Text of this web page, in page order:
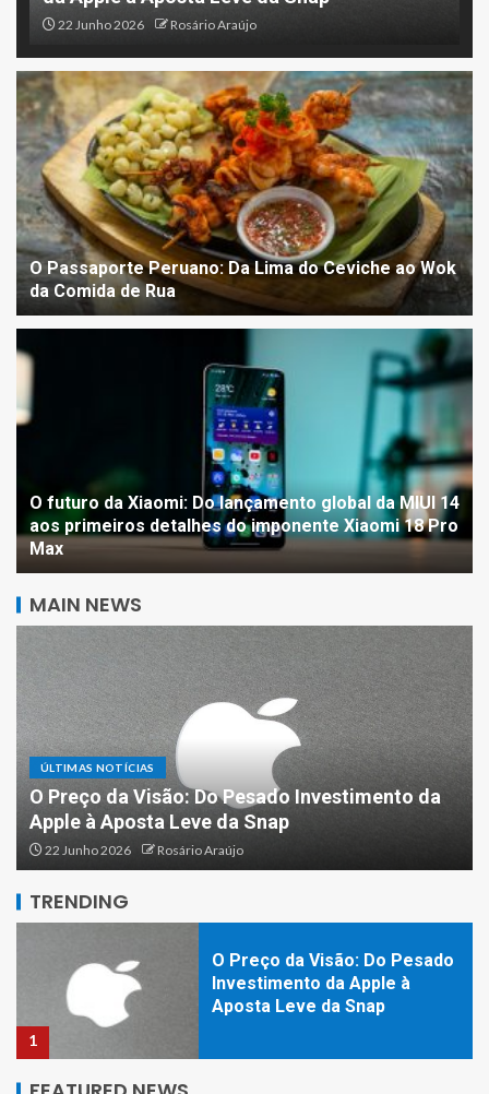
22 Junho 2026 Rosário Araújo
O Passaporte Peruano: Da Lima do Ceviche ao Wok
da Comida de Rua
O futuro da Xiaomi: Do lançamento global da MIUI 14
aos primeiros detalhes do imponente Xiaomi 18 Pro
Max
MAIN NEWS
ÚLTIMAS NOTÍCIAS
O Preço da Visão: Do Pesado Investimento da
Apple à Aposta Leve da Snap
22 Junho 2026 Rosário Araújo
TRENDING
Inteligência Artificial na
Educação: O Fim do Tabu e o
Início de uma Nova Era de
Aprendizagem Personalizada
1
O Preço da Visão: Do Pesado
Investimento da Apple à
Aposta Leve da Snap